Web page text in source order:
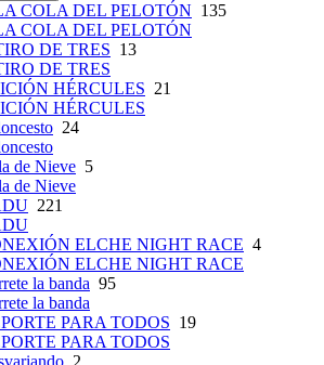
COLA DEL PELOTÓN 135
COLA DEL PELOTÓN
DE TRES 13
DE TRES
HÉRCULES 21
HÉRCULES
24
de Nieve 5
de Nieve
221
ELCHE NIGHT RACE 4
ELCHE NIGHT RACE
la banda 95
la banda
PARA TODOS 19
PARA TODOS